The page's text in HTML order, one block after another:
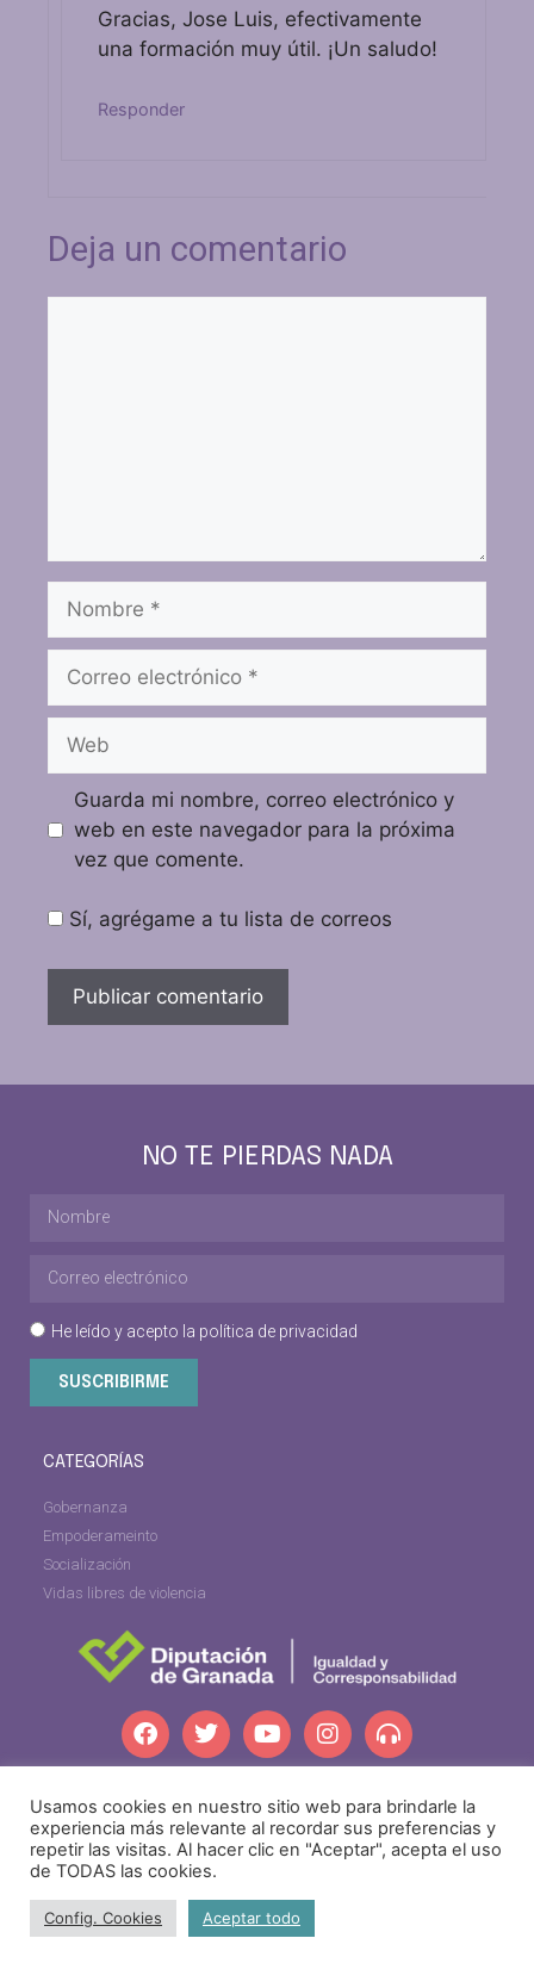
Gracias, Jose Luis, efectivamente
una formación muy útil. ¡Un saludo!
Responder
Deja un comentario
Guarda mi nombre, correo electrónico y
web en este navegador para la próxima
vez que comente.
Sí, agrégame a tu lista de correos
dipgra.com
CATEGORÍAS
Gobernanza
Empoderameinto
Socialización
Vidas libres de violencia
NO TE PIERDAS NADA
He leído y acepto la política de privacidad
SUSCRIBIRME
igualdadprovincial@dipgra.es·Tel: +34 958 24 71 80
Usamos cookies en nuestro sitio web para brindarle la
experiencia más relevante al recordar sus preferencias y
repetir las visitas. Al hacer clic en "Aceptar", acepta el uso
de TODAS las cookies.
Config. Cookies Aceptar todo